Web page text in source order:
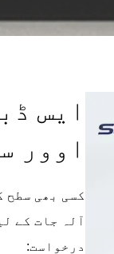
اوور
کسی بھی سطح
آلہ جات کے
درخواست: